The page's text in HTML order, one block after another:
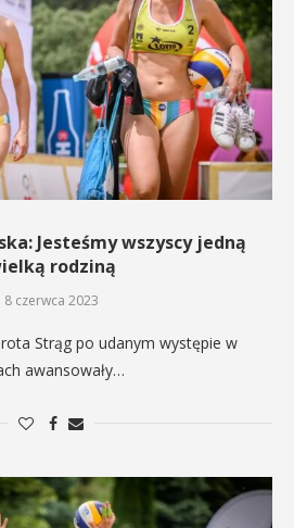
Jesteśmy wszyscy jedną
rodziną
8 czerwca 2023
Strąg po udanym występie w
awansowały…